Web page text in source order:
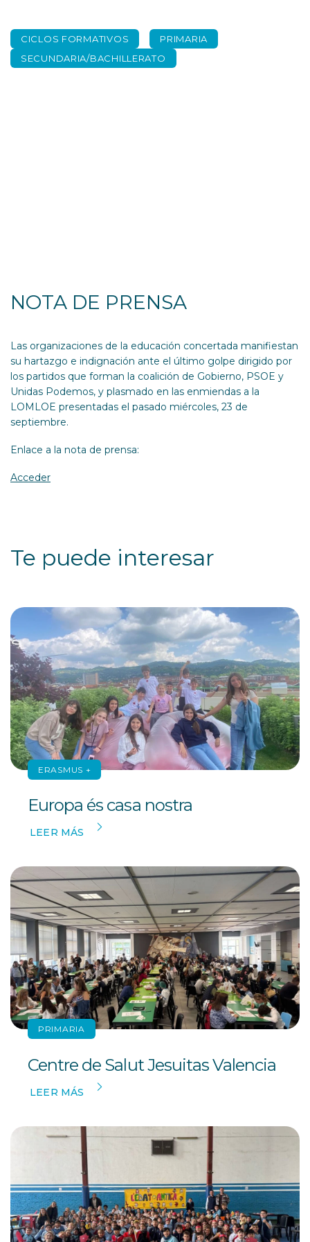
CICLOS FORMATIVOS
PRIMARIA
SECUNDARIA/BACHILLERATO
NOTA DE PRENSA
Las organizaciones de la educación concertada manifiestan
su hartazgo e indignación ante el último golpe dirigido por
los partidos que forman la coalición de Gobierno, PSOE y
Unidas Podemos, y plasmado en las enmiendas a la
LOMLOE presentadas el pasado miércoles, 23 de
septiembre.
Enlace a la nota de prensa:
Acceder
Te puede interesar
ERASMUS +
Europa és casa nostra
LEER MÁS
PRIMARIA
Centre de Salut Jesuitas Valencia
LEER MÁS